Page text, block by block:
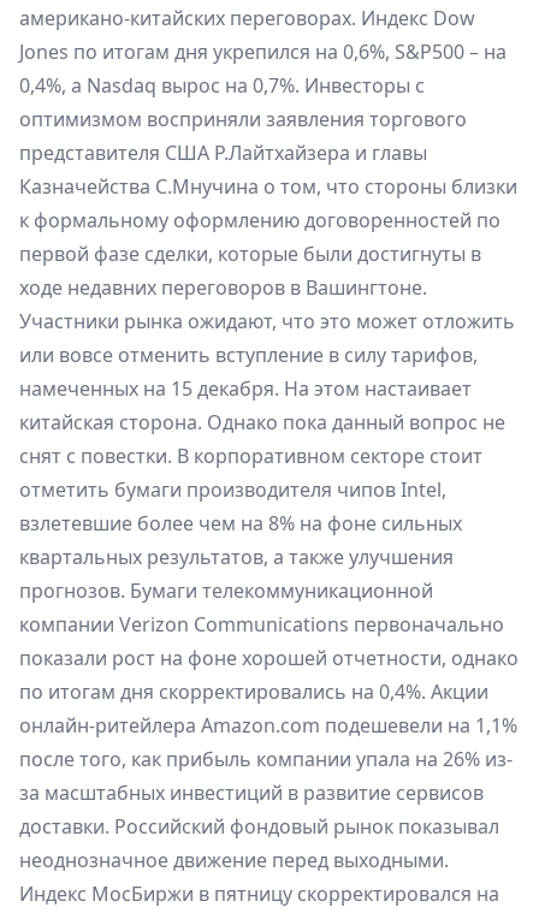
американо-китайских переговорах. Индекс Dow
Jones по итогам дня укрепился на 0,6%, S&P500 – на
0,4%, а Nasdaq вырос на 0,7%. Инвесторы с
оптимизмом восприняли заявления торгового
представителя США Р.Лайтхайзера и главы
Казначейства С.Мнучина о том, что стороны близки
к формальному оформлению договоренностей по
первой фазе сделки, которые были достигнуты в
ходе недавних переговоров в Вашингтоне.
Участники рынка ожидают, что это может отложить
или вовсе отменить вступление в силу тарифов,
намеченных на 15 декабря. На этом настаивает
китайская сторона. Однако пока данный вопрос не
снят с повестки. В корпоративном секторе стоит
отметить бумаги производителя чипов Intel,
взлетевшие более чем на 8% на фоне сильных
квартальных результатов, а также улучшения
прогнозов. Бумаги телекоммуникационной
компании Verizon Communications первоначально
показали рост на фоне хорошей отчетности, однако
по итогам дня скорректировались на 0,4%. Акции
онлайн-ритейлера Amazon.com подешевели на 1,1%
после того, как прибыль компании упала на 26% из-
за масштабных инвестиций в развитие сервисов
доставки. Российский фондовый рынок показывал
неоднозначное движение перед выходными.
Индекс МосБиржи в пятницу скорректировался на